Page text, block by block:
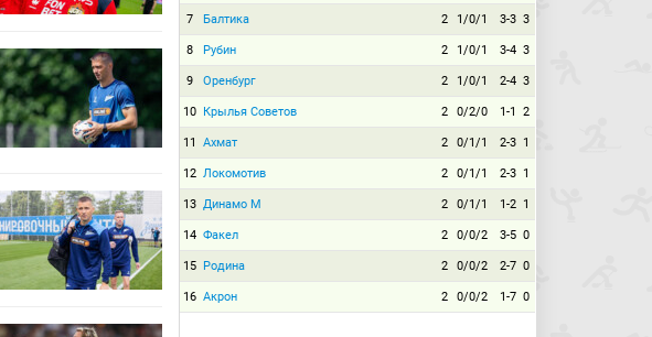
7 Балтика 2 1/0/1 3-3 3
8 Рубин 2 1/0/1 3-4 3
9 Оренбург 2 1/0/1 2-4 3
10 Крылья Советов 2 0/2/0 1-1 2
11 Ахмат 2 0/1/1 2-3 1
12 Локомотив 2 0/1/1 2-3 1
13 Динамо М 2 0/1/1 1-2 1
14 Факел 2 0/0/2 3-5 0
15 Родина 2 0/0/2 2-7 0
16 Акрон 2 0/0/2 1-7 0